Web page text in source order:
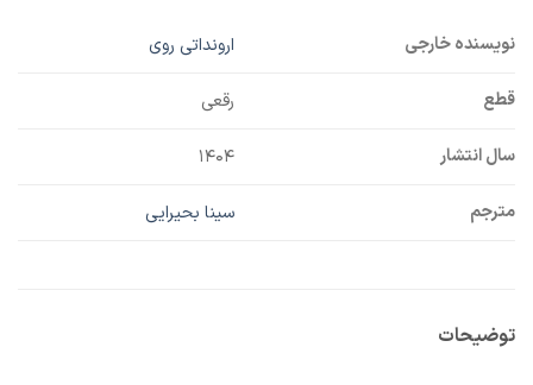
نویسنده خارجی ارونداتی روی
قطع رقعی
سال انتشار ۱۴۰۴
مترجم سینا بحیرایی
توضیحات